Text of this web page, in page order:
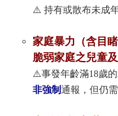
⚠️ 持有或散布未成
家庭暴力（含目
脆弱家庭之兒童
⚠️事發年齡滿18歲的
非強制通報，但仍需